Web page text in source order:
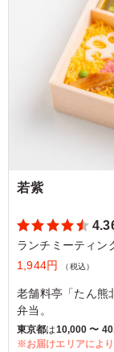
た。パンがや
っていました
るので、こち
ます。またお
ご利用シーン：
東京都中央区銀座
若紫
ランチミーティン
1,944円
（税込）
老舗料亭「たん熊
弁当。
特製の甘辛いタレ
やかで上品な味わ
東京都は10,000 〜
※お届けエリアによ